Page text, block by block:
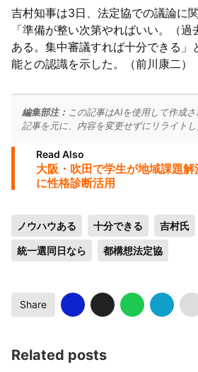
吉村知事は3日、法定協での議論に
「準備が整い次第やればいい。（
ある。集中審議すれば十分できる」
能との認識を示した。（前川康二）
編集部注： この記事はAIを使用して作成さ
記事を元に、内容を変更せずにリライトし
Read Also
大阪・吹田で学生が地域課題
に性格診断活用
ノウハウある 十分できる 吉村氏
統一選同日なら 都構想法定協
Share
Related posts